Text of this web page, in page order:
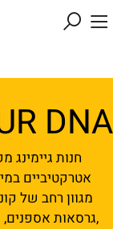
DNA
חנות
אטרקטיביים
מגוון רחב של
,גרסאות אספנים,